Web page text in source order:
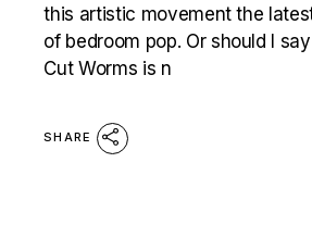
this artistic movement the
of bedroom pop. Or should I
Cut Worms is n
SHARE